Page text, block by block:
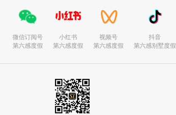
微信订阅号
第六感度假
小红书
第六感度假
视频号
第六感度假
抖音
第六感别墅度假